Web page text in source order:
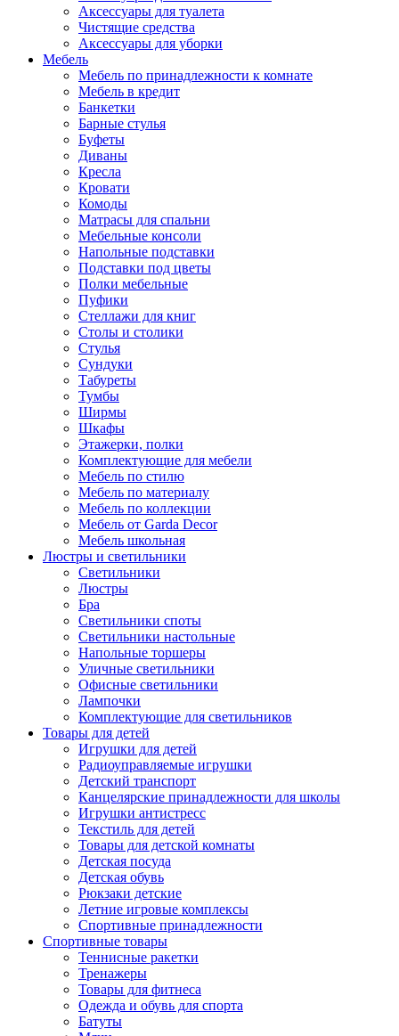
Аксессуары для туалета
Чистящие средства
Аксессуары для уборки
Мебель
Мебель по принадлежности к комнате
Мебель в кредит
Банкетки
Барные стулья
Буфеты
Диваны
Кресла
Кровати
Комоды
Матрасы для спальни
Мебельные консоли
Напольные подставки
Подставки под цветы
Полки мебельные
Пуфики
Стеллажи для книг
Столы и столики
Стулья
Сундуки
Табуреты
Тумбы
Ширмы
Шкафы
Этажерки, полки
Комплектующие для мебели
Мебель по стилю
Мебель по материалу
Мебель по коллекции
Мебель от Garda Decor
Мебель школьная
Люстры и светильники
Светильники
Люстры
Бра
Светильники споты
Светильники настольные
Напольные торшеры
Уличные светильники
Офисные светильники
Лампочки
Комплектующие для светильников
Товары для детей
Игрушки для детей
Радиоуправляемые игрушки
Детский транспорт
Канцелярские принадлежности для школы
Игрушки антистресс
Текстиль для детей
Товары для детской комнаты
Детская посуда
Детская обувь
Рюкзаки детские
Летние игровые комплексы
Спортивные принадлежности
Спортивные товары
Теннисные ракетки
Тренажеры
Товары для фитнеса
Одежда и обувь для спорта
Батуты